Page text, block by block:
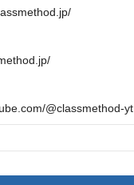
@classmethod-yt